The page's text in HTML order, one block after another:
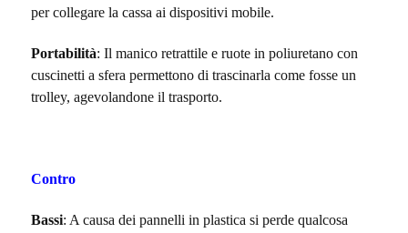
per collegare la cassa ai dispositivi mobile.
Portabilità: Il manico retrattile e ruote in poliuretano con
cuscinetti a sfera permettono di trascinarla come fosse un
trolley, agevolandone il trasporto.
Contro
Bassi: A causa dei pannelli in plastica si perde qualcosa